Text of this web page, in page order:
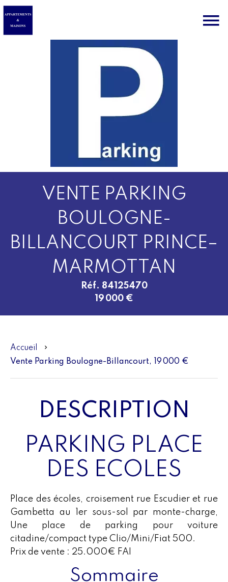
VENTE PARKING
BOULOGNE-
BILLANCOURT PRINCE–
MARMOTTAN
Réf. 84125470
19 000 €
Accueil
Vente Parking Boulogne-Billancourt, 19 000 €
DESCRIPTION
PARKING PLACE
DES ECOLES
Place des écoles, croisement rue Escudier et rue
Gambetta au 1er sous-sol par monte-charge,
Une place de parking pour voiture
citadine/compact type Clio/Mini/Fiat 500.
Prix de vente : 25.000€ FAI
Sommaire